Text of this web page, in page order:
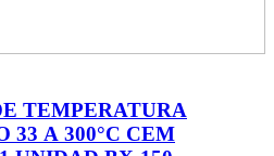
TEMPERATURA
33 A 300°C CEM